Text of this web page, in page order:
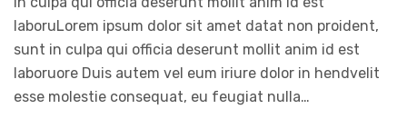
laboruLorem ipsum dolor sit amet datat non proident,
sunt in culpa qui officia deserunt mollit anim id est
laboruore Duis autem vel eum iriure dolor in hendvelit
esse molestie consequat, eu feugiat nulla…